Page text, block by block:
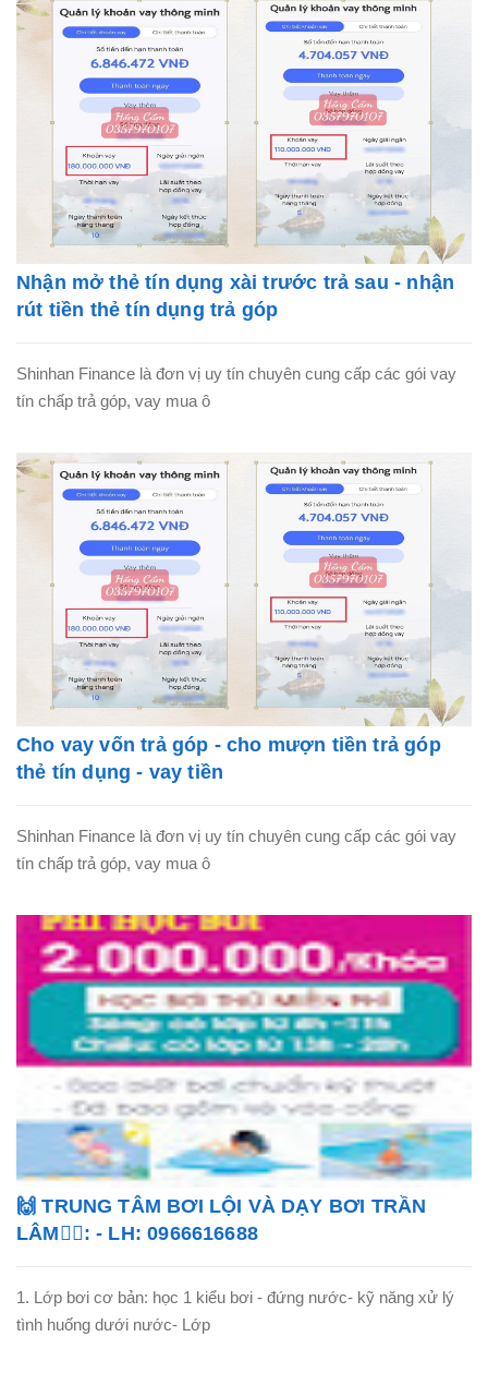
Nhận mở thẻ tín dụng xài trước trả sau - nhận
rút tiền thẻ tín dụng trả góp
Shinhan Finance là đơn vị uy tín chuyên cung cấp các gói vay
tín chấp trả góp, vay mua ô
Cho vay vốn trả góp - cho mượn tiền trả góp
thẻ tín dụng - vay tiền
Shinhan Finance là đơn vị uy tín chuyên cung cấp các gói vay
tín chấp trả góp, vay mua ô
🙌 TRUNG TÂM BƠI LỘI VÀ DẠY BƠI TRẦN
LÂM🏊‍♂️: - LH: 0966616688
1. Lớp bơi cơ bản: học 1 kiểu bơi - đứng nước- kỹ năng xử lý
tình huống dưới nước- Lớp